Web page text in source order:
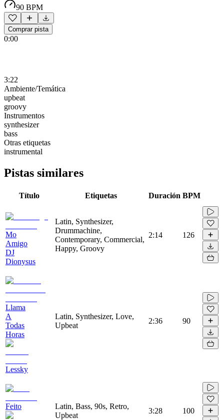
90 BPM
Comprar pista
0:00
3:22
Ambiente/Temática
upbeat
groovy
Instrumentos
synthesizer
bass
Otras etiquetas
instrumental
Pistas similares
Título Etiquetas Duración BPM
Mo
Amigo
DJ
Dionysus
Latin, Synthesizer,
Drummachine,
Contemporary, Commercial,
Happy, Groovy
2:14 126
Llama
A
Todas
Horas
Lessky
Latin, Synthesizer, Love,
Upbeat
2:36 90
Feito
Latin, Bass, 90s, Retro,
Upbeat
3:28 100